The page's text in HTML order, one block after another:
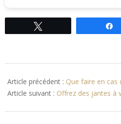
01-
12
Article précédent : Que faire en cas
Article suivant : Offrez des jantes à